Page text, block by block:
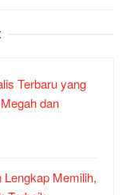
Terbaru yang
dan
Memilih,